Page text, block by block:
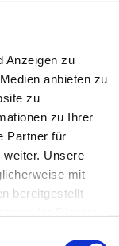
Anzeigen zu
anbieten zu
zu
zu Ihrer
Partner für
weiter. Unsere
mit
bereitgestellt